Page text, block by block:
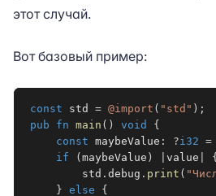
этот случай.
Вот базовый пример:
const std = @import ( "std" ) ;
pub
fn main ( ) void
{
const maybeValue : ?i32 =
if
( maybeValue ) value
{
        std
. debug . print (
} else
{